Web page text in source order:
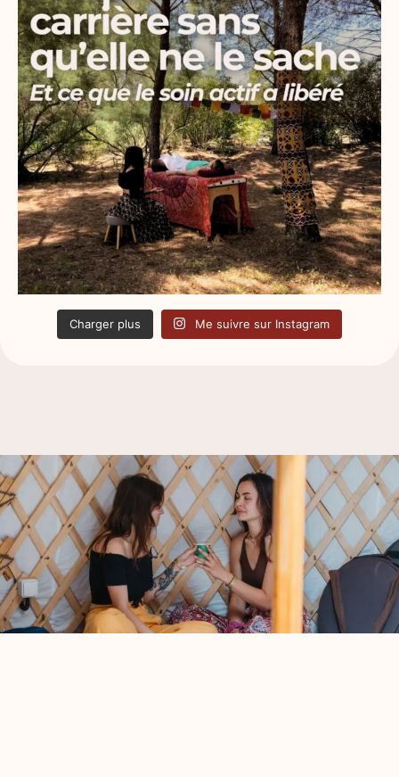
Charger plus Me suivre sur Instagram